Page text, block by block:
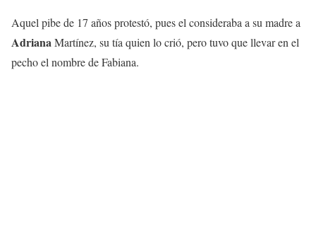
Aquel pibe de 17 años protestó, pues el consideraba a su madre a
AdrianaMartínez, su tía quien lo crió, pero tuvo que llevar en el
pecho el nombre de Fabiana.